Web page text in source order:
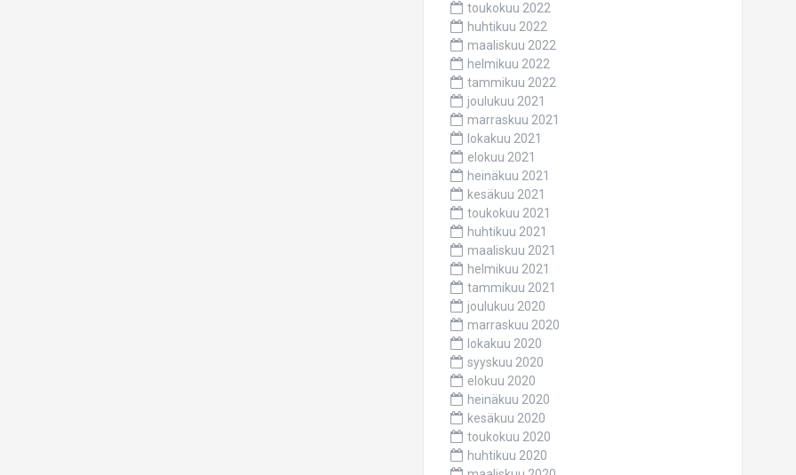
toukokuu 2022
huhtikuu 2022
maaliskuu 2022
helmikuu 2022
tammikuu 2022
joulukuu 2021
marraskuu 2021
lokakuu 2021
elokuu 2021
heinäkuu 2021
kesäkuu 2021
toukokuu 2021
huhtikuu 2021
maaliskuu 2021
helmikuu 2021
tammikuu 2021
joulukuu 2020
marraskuu 2020
lokakuu 2020
syyskuu 2020
elokuu 2020
heinäkuu 2020
kesäkuu 2020
toukokuu 2020
huhtikuu 2020